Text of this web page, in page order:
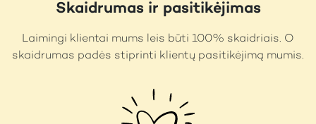
Skaidrumas ir pasitikėjimas
Laimingi klientai mums leis būti 100% skaidriais. O
skaidrumas padės stiprinti klientų pasitikėjimą mumis.